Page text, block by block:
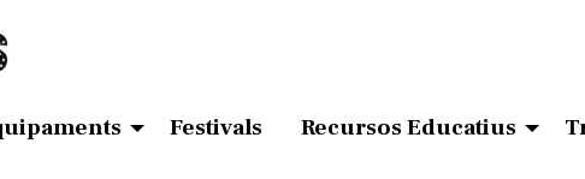
Festivals Recursos Educatius